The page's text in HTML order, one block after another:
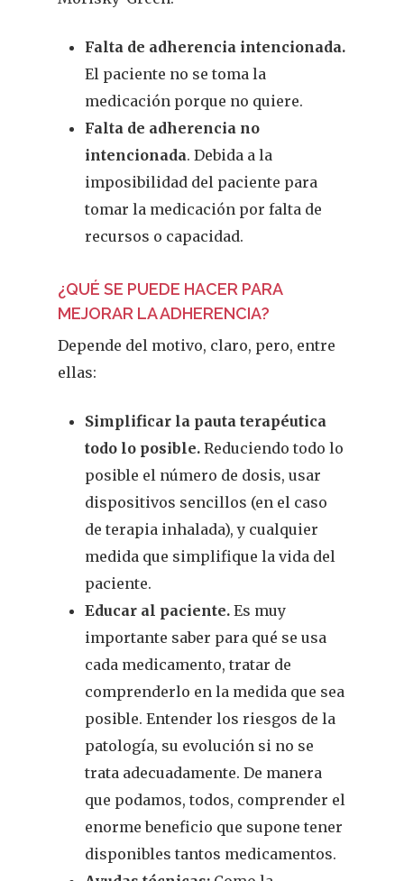
Falta de adherencia intencionada.
El paciente no se toma la
medicación porque no quiere.
Falta de adherencia no
intencionada. Debida a la
imposibilidad del paciente para
tomar la medicación por falta de
recursos o capacidad.
¿QUÉ SE PUEDE HACER PARA
MEJORAR LA ADHERENCIA?
Depende del motivo, claro, pero, entre
ellas:
Simplificar la pauta terapéutica
todo lo posible.Reduciendo todo lo
posible el número de dosis, usar
dispositivos sencillos (en el caso
de terapia inhalada), y cualquier
medida que simplifique la vida del
paciente.
Educar al paciente. Es muy
importante saber para qué se usa
cada medicamento, tratar de
comprenderlo en la medida que sea
posible. Entender los riesgos de la
patología, su evolución si no se
trata adecuadamente. De manera
que podamos, todos, comprender el
enorme beneficio que supone tener
disponibles tantos medicamentos.
I Jornada Gallega De
Dermofarmacia
Problemas
Salud
Nutrición
Fitoterapia
Pacientes
Suscribirme